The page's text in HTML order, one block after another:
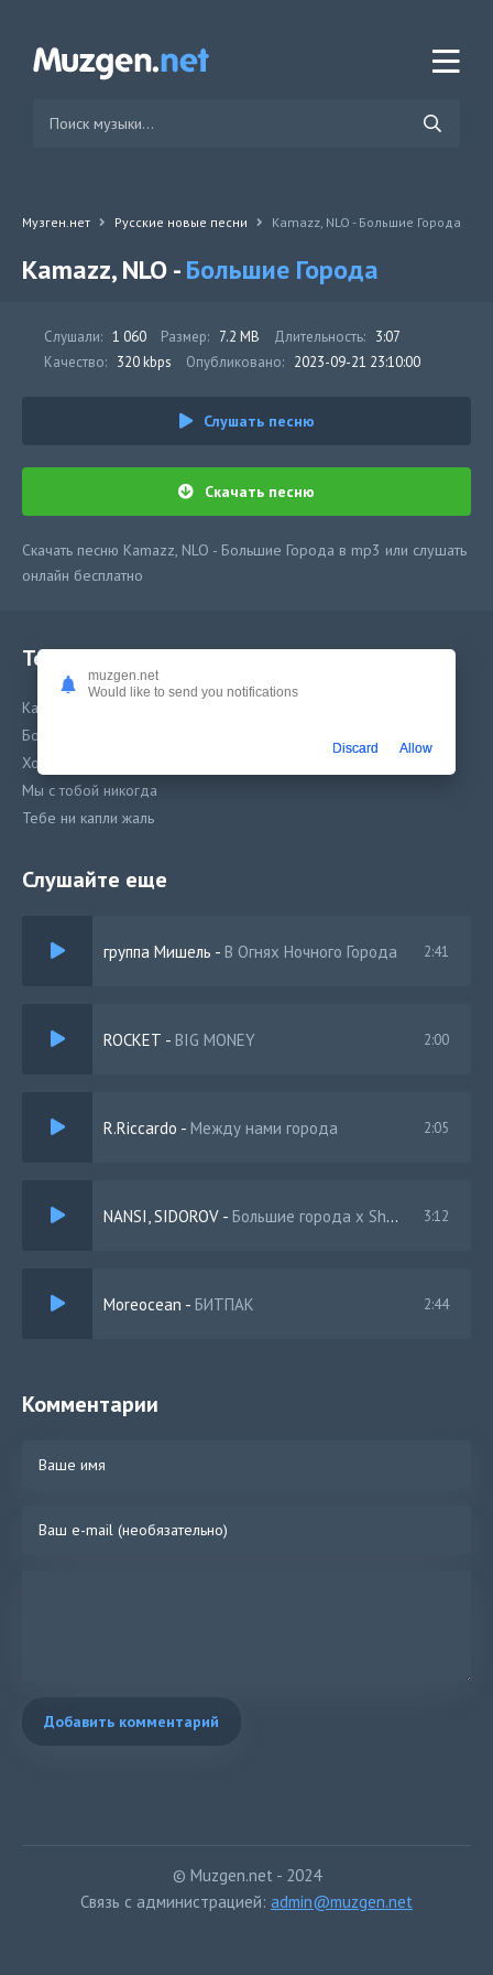
Музген.нет Русские новые песни Kamazz, NLO - Большие Города
Kamazz, NLO -Большие Города
Слушали: 1 060 Размер: 7.2 MB Длительность: 3:07
Качество: 320 kbps Опубликовано: 2023-09-21 23:10:00
Слушать песню
Скачать песню
Скачать песню Kamazz, NLO - Большие Города в mp3 или слушать
онлайн бесплатно
Текст песни
Kamazz, NLO - Большие Города
Большие города
Холодные как сталь
Мы с тобой никогда
Тебе ни капли жаль
Слушайте еще
группа Мишель - В Огнях Ночного Города 2:41
ROCKET - BIG MONEY 2:00
R.Riccardo - Между нами города 2:05
NANSI, SIDOROV - Большие города х Show Must Go On (Mashup) 3:12
Moreocean - БИТПАК 2:44
Комментарии
Добавить комментарий
© Muzgen.net - 2024
Связь с администрацией: admin@muzgen.net
muzgen.net
Would like to send you notifications
Discard Allow